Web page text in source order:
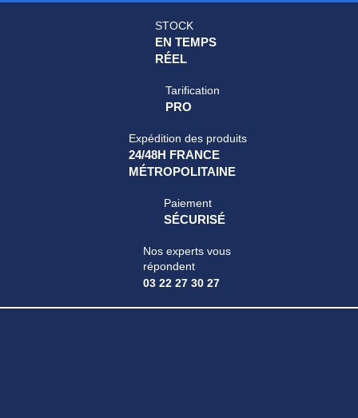
STOCK
EN TEMPS
RÉEL
Tarification
PRO
Expédition des produits
24/48H FRANCE
MÉTROPOLITAINE
Paiement
SÉCURISÉ
Nos experts vous
répondent
03 22 27 30 27